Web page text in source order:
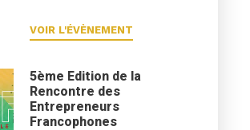
VOIR L'ÉVÈNEMENT
5ème Edition de la
Rencontre des
Entrepreneurs
Francophones